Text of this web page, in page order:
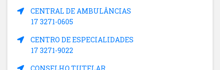
CENTRAL DE AMBULÂNCIAS
17 3271-0605
CENTRO DE ESPECIALIDADES
17 3271-9022